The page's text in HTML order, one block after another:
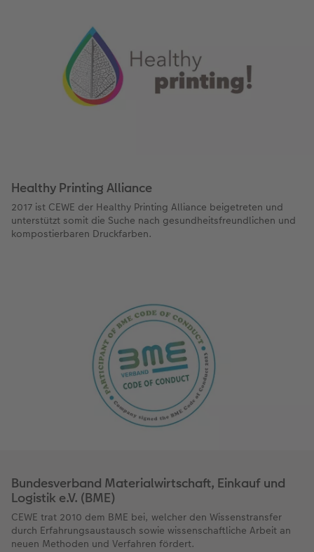
Healthy Printing Alliance
2017 ist CEWE der Healthy Printing Alliance beigetreten und
unterstützt somit die Suche nach gesundheitsfreundlichen und
kompostierbaren Druckfarben.
Bundesverband Materialwirtschaft, Einkauf und
Logistik e.V. (BME)
CEWE trat 2010 dem BME bei, welcher den Wissenstransfer
durch Erfahrungsaustausch sowie wissenschaftliche Arbeit an
neuen Methoden und Verfahren fördert.